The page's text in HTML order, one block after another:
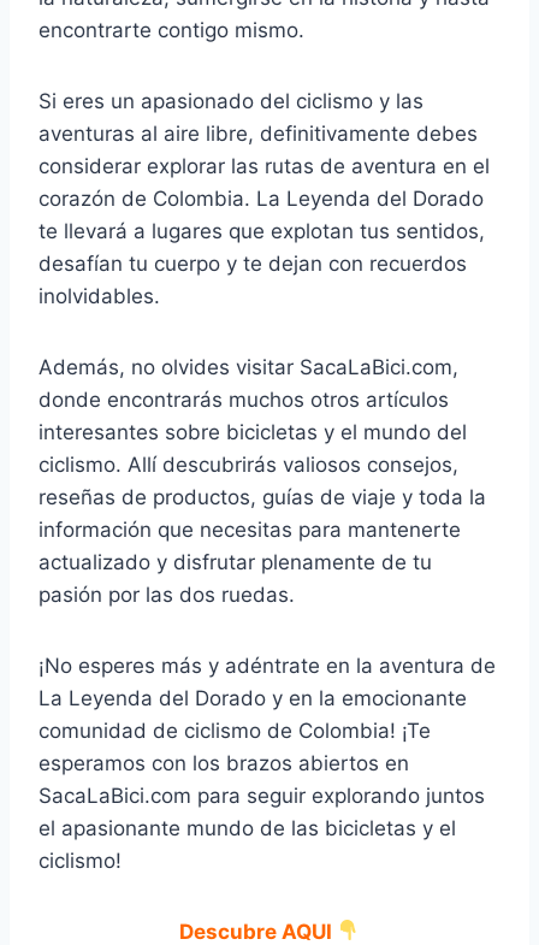
encontrarte contigo mismo.
Si eres un apasionado del ciclismo y las
aventuras al aire libre, definitivamente debes
considerar explorar las rutas de aventura en el
corazón de Colombia. La Leyenda del Dorado
te llevará a lugares que explotan tus sentidos,
desafían tu cuerpo y te dejan con recuerdos
inolvidables.
Además, no olvides visitar SacaLaBici.com,
donde encontrarás muchos otros artículos
interesantes sobre bicicletas y el mundo del
ciclismo. Allí descubrirás valiosos consejos,
reseñas de productos, guías de viaje y toda la
información que necesitas para mantenerte
actualizado y disfrutar plenamente de tu
pasión por las dos ruedas.
¡No esperes más y adéntrate en la aventura de
La Leyenda del Dorado y en la emocionante
comunidad de ciclismo de Colombia! ¡Te
esperamos con los brazos abiertos en
SacaLaBici.com para seguir explorando juntos
el apasionante mundo de las bicicletas y el
ciclismo!
Descubre AQUI